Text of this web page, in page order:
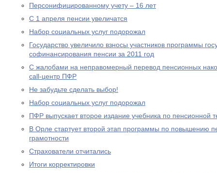
Персонифицированному учету – 16 лет
С 1 апреля пенсии увеличатся
Набор социальных услуг подорожал
Государство увеличило взносы участников программы
софинансирования пенсии за 2011 год
С жалобами на неправомерный перевод пенсионных
call-центр ПФР
Не забудьте сделать выбор!
Набор социальных услуг подорожал
ПФР выпускает второе издание учебника по пенсионной
В Орле стартует второй этап программы по повышению
грамотности
Страхователи отчитались
Итоги корректировки